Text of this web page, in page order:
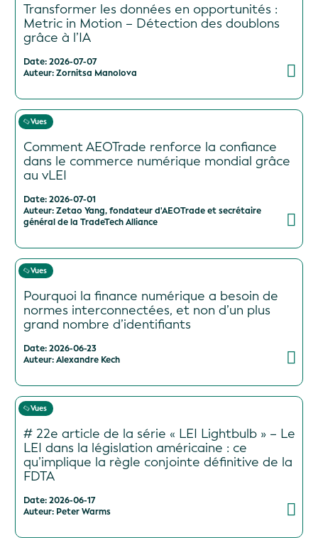
Transformer les données en opportunités :
Metric in Motion – Détection des doublons
grâce à l’IA
Date: 2026-07-07
Auteur: Zornitsa Manolova
Vues
Comment AEOTrade renforce la confiance
dans le commerce numérique mondial grâce
au vLEI
Date: 2026-07-01
Auteur: Zetao Yang, fondateur d'AEOTrade et secrétaire
général de la TradeTech Alliance
Vues
Pourquoi la finance numérique a besoin de
normes interconnectées, et non d’un plus
grand nombre d’identifiants
Date: 2026-06-23
Auteur: Alexandre Kech
Vues
# 22e article de la série « LEI Lightbulb » – Le
LEI dans la législation américaine : ce
qu’implique la règle conjointe définitive de la
FDTA
Date: 2026-06-17
Auteur: Peter Warms